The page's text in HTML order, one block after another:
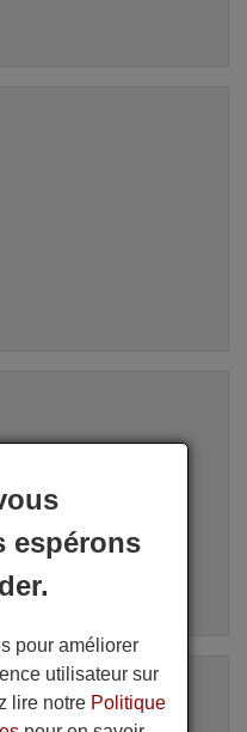
espérons
pour améliorer
utilisateur sur
lire notre Politique